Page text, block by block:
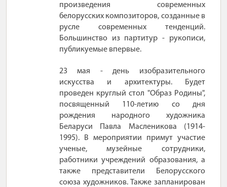
произведения современных
белорусских композиторов, созданные в
русле современных тенденций.
Большинство из партитур - рукописи,
публикуемые впервые.
23 мая - день изобразительного
искусства и архитектуры. Будет
проведен круглый стол "Образ Родины",
посвященный 110-летию со дня
рождения народного художника
Беларуси Павла Масленикова (1914-
1995). В мероприятии примут участие
ученые, музейные сотрудники,
работники учреждений образования, а
также представители Белорусского
союза художников. Также запланирован